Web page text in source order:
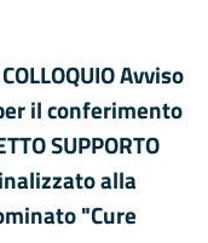
Avviso
il conferimento
SUPPORTO
alla
"Cure